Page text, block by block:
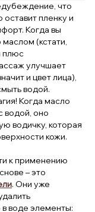
что
пленку и
Когда вы
(кстати,
плюс
улучшает
и цвет лица),
водой.
Когда масло
водой, оно
водичку, которая
кожи.
к применению
– это
. Они уже
воде элементы: